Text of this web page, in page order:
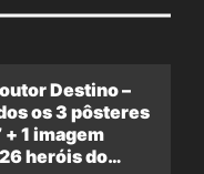
Destino –
os 3 pôsteres
+ 1 imagem
heróis do